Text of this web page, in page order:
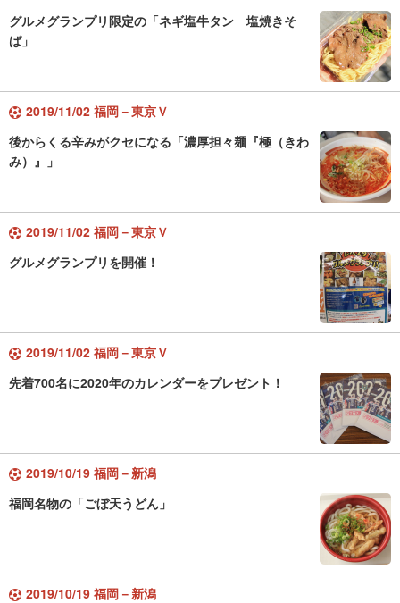
グルメグランプリ限定の「ネギ塩牛タン 塩焼きそ
ば」
2019/11/02 福岡－東京Ｖ
後からくる辛みがクセになる「濃厚担々麺『極（きわ
み）』」
2019/11/02 福岡－東京Ｖ
グルメグランプリを開催！
2019/11/02 福岡－東京Ｖ
先着700名に2020年のカレンダーをプレゼント！
2019/10/19 福岡－新潟
福岡名物の「ごぼ天うどん」
2019/10/19 福岡－新潟